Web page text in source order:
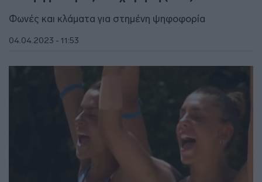
Φωνές και κλάματα για στημένη ψηφοφορία
04.04.2023 - 11:53